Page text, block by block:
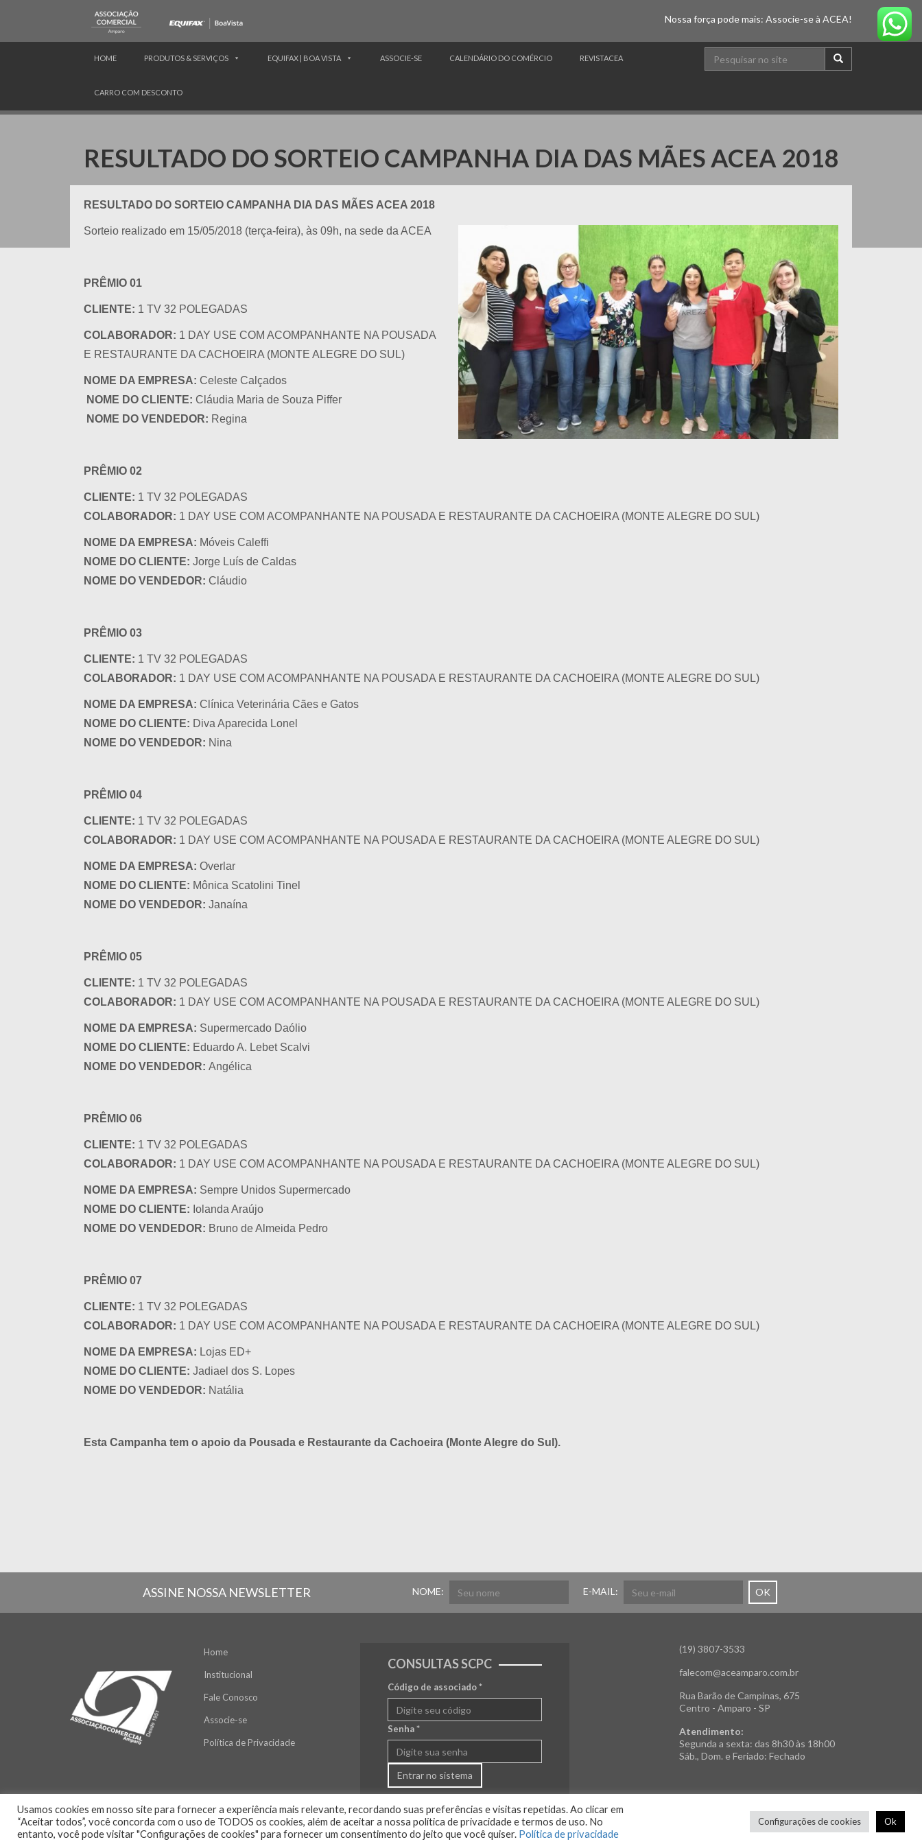
Nossa força pode mais: Associe-se à ACEA!
HOME PRODUTOS & SERVIÇOS EQUIFAX | BOA VISTA ASSOCIE-SE CALENDÁRIO DO COMÉRCIO REVISTACEA
CARRO COM DESCONTO
RESULTADO DO SORTEIO CAMPANHA DIA DAS MÃES ACEA 2018
RESULTADO DO SORTEIO CAMPANHA DIA DAS MÃES ACEA 2018
Sorteio realizado em 15/05/2018 (terça-feira), às 09h, na sede da ACEA
PRÊMIO 01
CLIENTE: 1 TV 32 POLEGADAS
COLABORADOR: 1 DAY USE COM ACOMPANHANTE NA POUSADA
E RESTAURANTE DA CACHOEIRA (MONTE ALEGRE DO SUL)
NOME DA EMPRESA: Celeste Calçados
NOME DO CLIENTE: Cláudia Maria de Souza Piffer
NOME DO VENDEDOR: Regina
PRÊMIO 02
CLIENTE: 1 TV 32 POLEGADAS
COLABORADOR: 1 DAY USE COM ACOMPANHANTE NA POUSADA E RESTAURANTE DA CACHOEIRA (MONTE ALEGRE DO SUL)
NOME DA EMPRESA: Móveis Caleffi
NOME DO CLIENTE: Jorge Luís de Caldas
NOME DO VENDEDOR: Cláudio
PRÊMIO 03
CLIENTE: 1 TV 32 POLEGADAS
COLABORADOR: 1 DAY USE COM ACOMPANHANTE NA POUSADA E RESTAURANTE DA CACHOEIRA (MONTE ALEGRE DO SUL)
NOME DA EMPRESA: Clínica Veterinária Cães e Gatos
NOME DO CLIENTE: Diva Aparecida Lonel
NOME DO VENDEDOR: Nina
PRÊMIO 04
CLIENTE: 1 TV 32 POLEGADAS
COLABORADOR: 1 DAY USE COM ACOMPANHANTE NA POUSADA E RESTAURANTE DA CACHOEIRA (MONTE ALEGRE DO SUL)
NOME DA EMPRESA: Overlar
NOME DO CLIENTE: Mônica Scatolini Tinel
NOME DO VENDEDOR: Janaína
PRÊMIO 05
CLIENTE: 1 TV 32 POLEGADAS
COLABORADOR: 1 DAY USE COM ACOMPANHANTE NA POUSADA E RESTAURANTE DA CACHOEIRA (MONTE ALEGRE DO SUL)
NOME DA EMPRESA: Supermercado Daólio
NOME DO CLIENTE: Eduardo A. Lebet Scalvi
NOME DO VENDEDOR: Angélica
PRÊMIO 06
CLIENTE: 1 TV 32 POLEGADAS
COLABORADOR: 1 DAY USE COM ACOMPANHANTE NA POUSADA E RESTAURANTE DA CACHOEIRA (MONTE ALEGRE DO SUL)
NOME DA EMPRESA: Sempre Unidos Supermercado
NOME DO CLIENTE: Iolanda Araújo
NOME DO VENDEDOR: Bruno de Almeida Pedro
PRÊMIO 07
CLIENTE: 1 TV 32 POLEGADAS
COLABORADOR: 1 DAY USE COM ACOMPANHANTE NA POUSADA E RESTAURANTE DA CACHOEIRA (MONTE ALEGRE DO SUL)
NOME DA EMPRESA: Lojas ED+
NOME DO CLIENTE: Jadiael dos S. Lopes
NOME DO VENDEDOR: Natália
Esta Campanha tem o apoio da Pousada e Restaurante da Cachoeira (Monte Alegre do Sul).
ASSINE NOSSA NEWSLETTER NOME: E-MAIL: OK
Home
Institucional
Fale Conosco
Associe-se
Política de Privacidade
CONSULTAS SCPC
Código de associado*
Senha*
Entrar no sistema
(19) 3807-3533
falecom@aceamparo.com.br
Rua Barão de Campinas, 675
Centro - Amparo - SP
Atendimento:
Segunda a sexta: das 8h30 às 18h00
Sáb., Dom. e Feriado: Fechado
Usamos cookies em nosso site para fornecer a experiência mais relevante, recordando suas preferências e visitas repetidas. Ao clicar em
“Aceitar todos”, você concorda com o uso de TODOS os cookies, além de aceitar a nossa política de privacidade e termos de uso. No
entanto, você pode visitar "Configurações de cookies" para fornecer um consentimento do jeito que você quiser. Política de privacidade
Configurações de cookies Ok